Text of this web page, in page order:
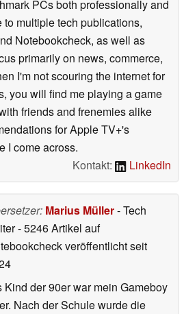
PCs both professionally and
to multiple tech publications,
Notebookcheck, as well as
primarily on news, commerce,
I'm not scouring the internet for
you will find me playing a game
friends and frenemies alike
for Apple TV+'s
I come across.
Kontakt:
LinkedIn
Marius Müller- Tech
- 5246 Artikel auf
veröffentlichtseit
Kind der 90er war mein Gameboy
Nach der Schule wurde die